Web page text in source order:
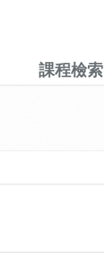
課程檢索